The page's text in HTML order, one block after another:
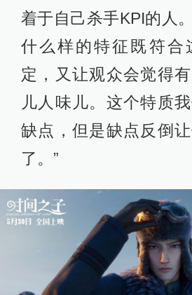
着于自己杀手KPI的人
什么样的特征既符合
定，又让观众会觉得
儿人味儿。这个特质
缺点，但是缺点反倒
了。”